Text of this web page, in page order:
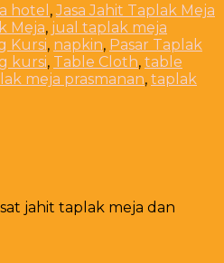
hotel ,Jasa Jahit Taplak Meja
Meja, jual taplak meja
Kursi, napkin, Pasar Taplak
kursi, Table Cloth, table
meja prasmanan, taplak
jahit taplak meja dan